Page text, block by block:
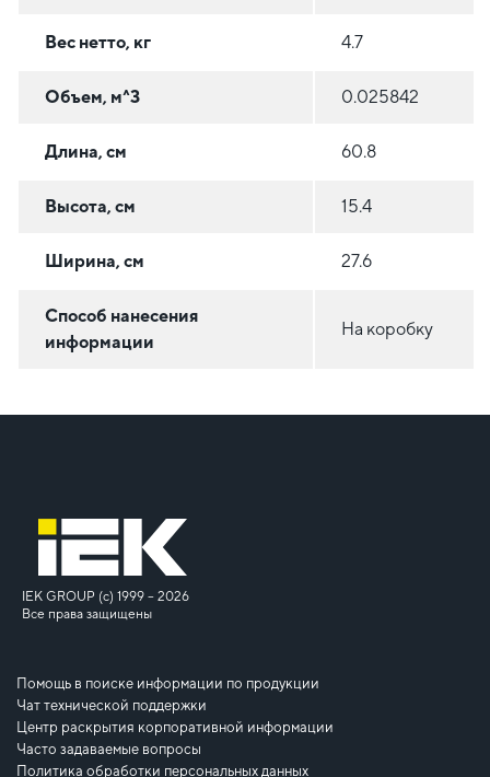
Вес нетто, кг 4.7
Объем, м^3 0.025842
Длина, см 60.8
Высота, см 15.4
Ширина, см 27.6
Способ нанесения
информации
На коробку
IEK GROUP (c) 1999 – 2026
Все права защищены
Помощь в поиске информации по продукции
Чат технической поддержки
Центр раскрытия корпоративной информации
Часто задаваемые вопросы
Политика обработки персональных данных